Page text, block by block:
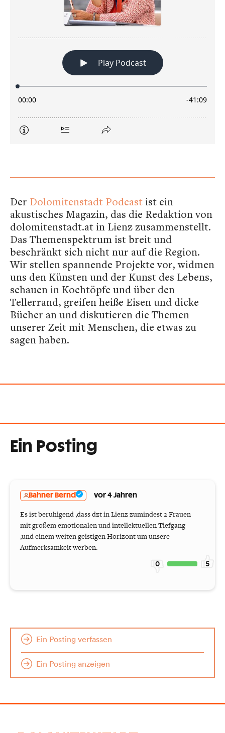
Der Dolomitenstadt Podcast ist ein
akustisches Magazin, das die Redaktion von
dolomitenstadt.at in Lienz zusammenstellt.
Das Themenspektrum ist breit und
beschränkt sich nicht nur auf die Region.
Wir stellen spannende Projekte vor, widmen
uns den Künsten und der Kunst des Lebens,
schauen in Kochtöpfe und über den
Tellerrand, greifen heiße Eisen und dicke
Bücher an und diskutieren die Themen
unserer Zeit mit Menschen, die etwas zu
sagen haben.
Ein Posting
Bahner Bernd vor 4 Jahren
Es ist beruhigend ,dass dzt in Lienz zumindest 2 Frauen
mit großem emotionalen und intellektuellen Tiefgang
,und einem weiten geistigen Horizont um unsere
Aufmerksamkeit werben.
0 5
Ein Posting verfassen
Ein Posting anzeigen